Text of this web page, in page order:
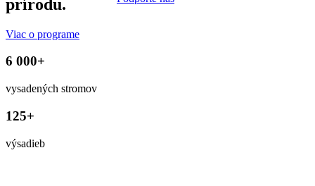
prírodu.
Viac o programe
6 000+
vysadených stromov
125+
výsadieb